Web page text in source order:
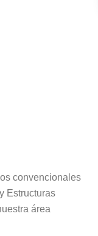
convencionales
Estructuras
área